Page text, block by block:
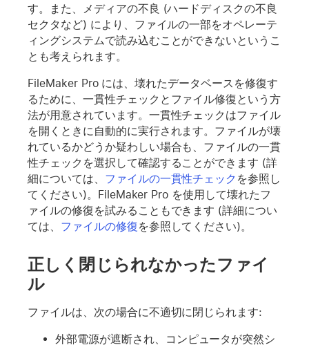
す。また、メディアの不良 (ハードディスクの不良
セクタなど) により、ファイルの一部をオペレーテ
ィングシステムで読み込むことができないというこ
とも考えられます。
FileMaker Pro には、壊れたデータベースを修復す
るために、一貫性チェックとファイル修復という方
法が用意されています。一貫性チェックはファイル
を開くときに自動的に実行されます。ファイルが壊
れているかどうか疑わしい場合も、ファイルの一貫
性チェックを選択して確認することができます (詳
細については、 ファイルの一貫性チェック を参照し
てください)。FileMaker Pro を使用して壊れたフ
ァイルの修復を試みることもできます (詳細につい
ては、 ファイルの修復を参照してください)。
正しく閉じられなかったファイ
ル
ファイルは、次の場合に不適切に閉じられます:
外部電源が遮断され、コンピュータが突然シ